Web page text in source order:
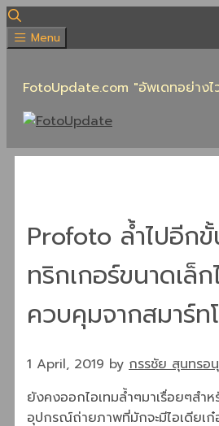
Skip
to
Menu
FotoUpdate.com "อัพเดทอย่างไ
Profoto ล้ำไปอีก
ทริกเกอร์ขนาดเล็
ควบคุมจากสมาร์ท
1 April, 2019 by กรรชัย สุนทรอ
ยังคงออกไอเทมล้ำๆมาเรื่อยๆสำ
อุปกรณ์ถ่ายภาพที่มักจะมีไอเดียเก๋